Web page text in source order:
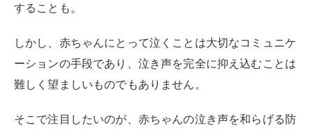
することも。
しかし、赤ちゃんにとって泣くことは大切なコミュニケ
ーションの手段であり、泣き声を完全に抑え込むことは
難しく望ましいものでもありません。
そこで注目したいのが、赤ちゃんの泣き声を和らげる防